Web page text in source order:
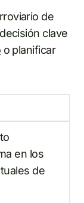
de
clave
o planificar
en los
de